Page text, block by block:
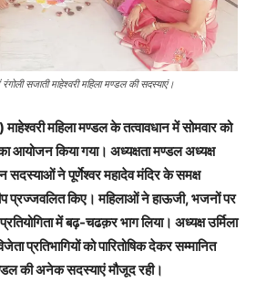
सजाती माहेश्वरी महिला मण्डल की सदस्याएं।
महिला मण्डल के तत्वावधान में सोमवार को
आयोजन किया गया। अध्यक्षता मण्डल अध्यक्ष
सदस्याओं ने पूर्णेश्वर महादेव मंदिर के समक्ष
प्रज्जवलित किए। महिलाओं ने हाऊजी, भजनों पर
में बढ़-चढक़र भाग लिया। अध्यक्ष उर्मिला
प्रतिभागियों को पारितोषिक देकर सम्मानित
की अनेक सदस्याएं मौजूद रही।